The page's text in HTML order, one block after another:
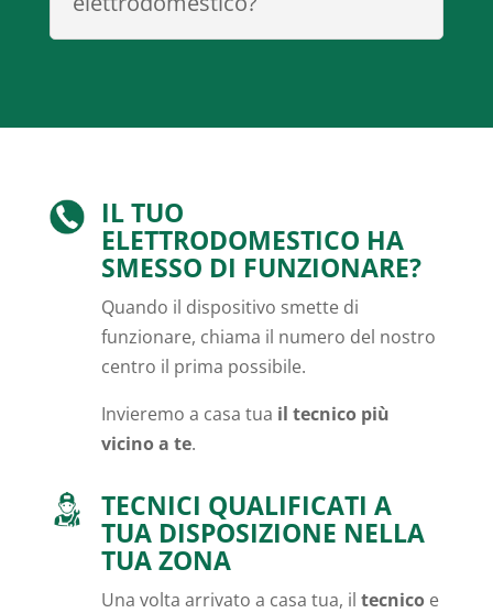
IL TUO
ELETTRODOMESTICO HA
SMESSO DI FUNZIONARE?
Quando il dispositivo smette di
funzionare, chiama il numero del nostro
centro il prima possibile.
Invieremo a casa tua il tecnico più
vicino a te.
TECNICI QUALIFICATI A
TUA DISPOSIZIONE NELLA
TUA ZONA
Una volta arrivato a casa tua, il tecnicoe